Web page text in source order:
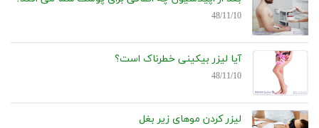
48/11/10
آیا لیزر بیکینی خطرناک است؟
48/11/10
لیزر کردن موهای زیر بغل